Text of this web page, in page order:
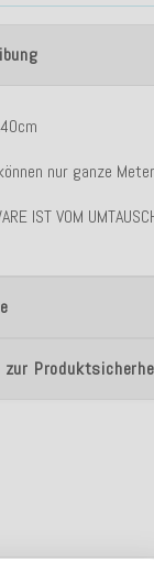
nur ganze
IST VOM
zur